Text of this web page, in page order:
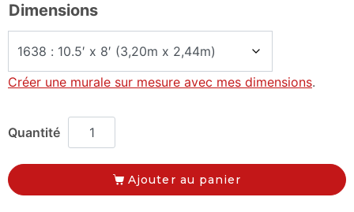
Dimensions
Créer une murale sur mesure avec mes dimensions.
Ajouter au panier